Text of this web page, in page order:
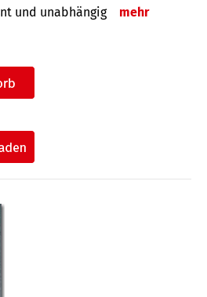
und unabhängig mehr